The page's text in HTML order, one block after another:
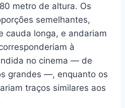
metro de altura. Os
semelhantes,
cauda longa, e andariam
à
no cinema — de
grandes —, enquanto os
traços similares aos